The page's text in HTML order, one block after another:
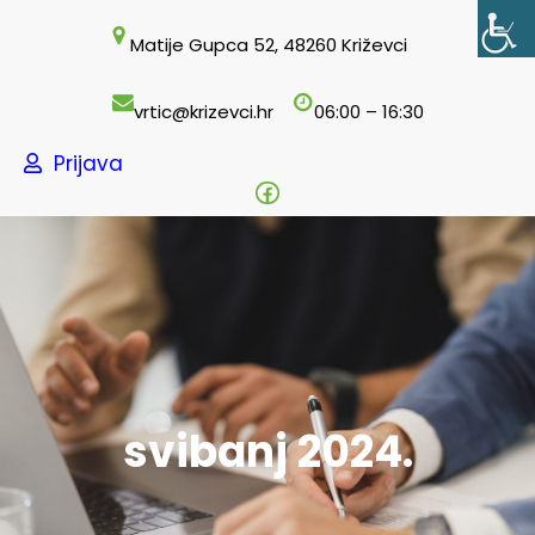
Matije Gupca 52, 48260 Križevci
vrtic@krizevci.hr 06:00 – 16:30
Prijava
Facebook
svibanj 2024.